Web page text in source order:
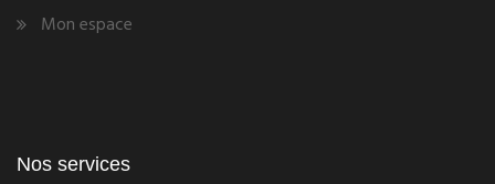
Mon espace
Nos services